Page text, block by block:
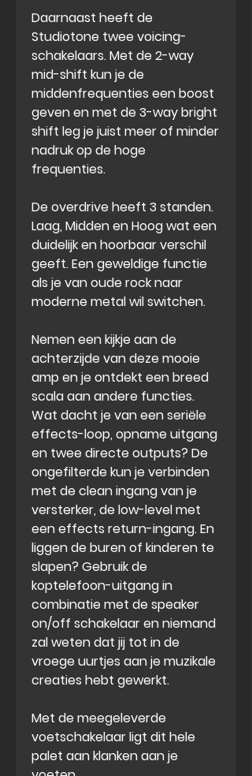
Daarnaast heeft de
Studiotone twee voicing-
schakelaars. Met de 2-way
mid-shift kun je de
middenfrequenties een boost
geven en met de3-way bright
shift leg je juist meer of minder
nadruk op de hoge
frequenties.
De overdrive heeft 3 standen.
Laag, Midden en Hoog wat een
duidelijk en hoorbaar verschil
geeft.Een geweldige functie
als je van oude rock naar
moderne metal wil switchen.
Nemen een kijkje aan de
achterzijde van deze mooie
amp en je ontdekt een breed
scala aan andere functies.
Wat dacht je van eenseriële
effects-loop, opname uitgang
en twee directe outputs? De
ongefilterde kun je verbinden
met de clean ingang van je
versterker, de low-level met
een effects return-ingang. En
liggen de buren of kinderen te
slapen? Gebruik de
koptelefoon-uitgang in
combinatie met de speaker
on/off schakelaar en niemand
zal weten dat jij tot in de
vroege uurtjes aan je muzikale
creaties hebt gewerkt.
Met de meegeleverde
voetschakelaar ligt dit hele
palet aan klanken aan je